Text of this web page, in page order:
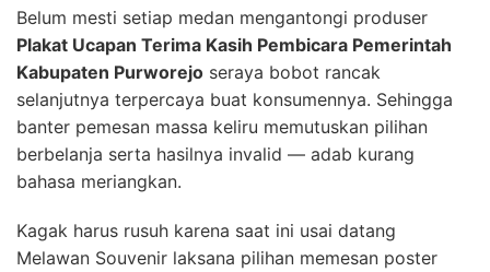
Belum mesti setiap medan mengantongi produser
Plakat Ucapan Terima Kasih Pembicara Pemerintah
Kabupaten Purworejo seraya bobot rancak
selanjutnya terpercaya buat konsumennya. Sehingga
banter pemesan massa keliru memutuskan pilihan
berbelanja serta hasilnya invalid — adab kurang
bahasa meriangkan.
Kagak harus rusuh karena saat ini usai datang
Melawan Souvenir laksana pilihan memesan poster